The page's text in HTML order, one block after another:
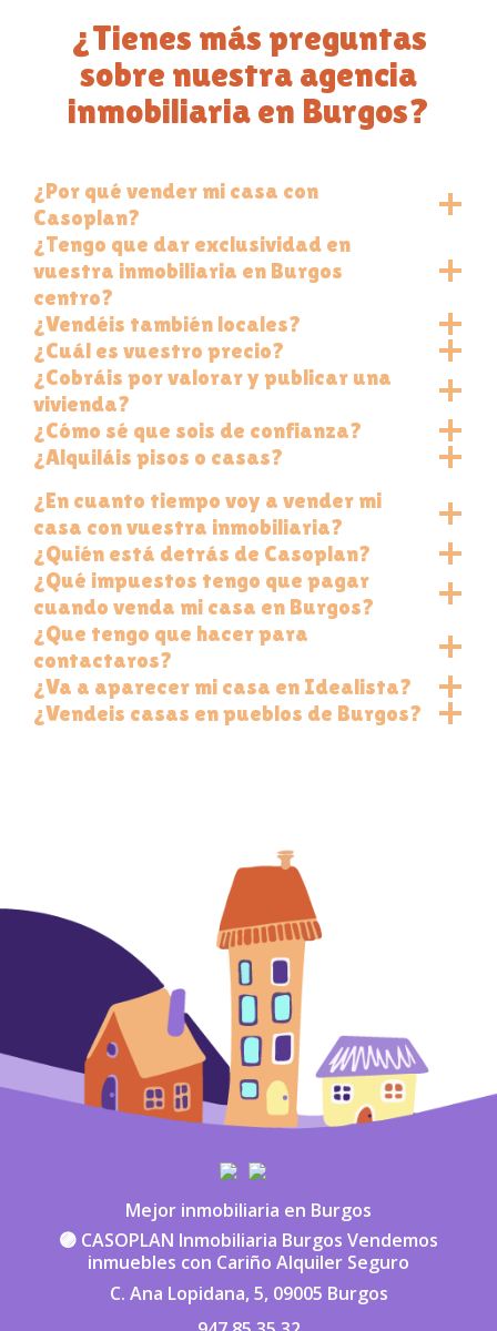
¿Tienes más preguntas
sobre nuestra agencia
inmobiliaria en Burgos?
¿Por qué vender mi casa con
Casoplan?
¿Tengo que dar exclusividad en
vuestra inmobiliaria en Burgos
centro?
¿Vendéis también locales?
¿Cuál es vuestro precio?
¿Cobráis por valorar y publicar una
vivienda?
¿Cómo sé que sois de confianza?
¿Alquiláis pisos o casas?
¿En cuanto tiempo voy a vender mi
casa con vuestra inmobiliaria?
¿Quién está detrás de Casoplan?
¿Qué impuestos tengo que pagar
cuando venda mi casa en Burgos?
¿Que tengo que hacer para
contactaros?
¿Va a aparecer mi casa en Idealista?
¿Vendeis casas en pueblos de Burgos?
Mejor inmobiliaria en Burgos
🟣 CASOPLAN Inmobiliaria Burgos Vendemos
inmuebles con Cariño Alquiler Seguro
C. Ana Lopidana, 5, 09005 Burgos